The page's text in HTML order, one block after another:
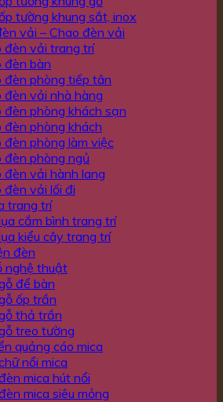
tường khung sắt, inox
vải – Chao đèn vải
đèn vải trang trí
đèn bàn
đèn phòng tiếp tân
đèn vải nhà hàng
đèn phòng khách sạn
đèn phòng khách
đèn phòng làm việc
đèn phòng ngủ
đèn vải hành lang
đèn vải lối đi
trang trí
cắm bình trang trí
kiểu cây trang trí
đèn
nghệ thuật
để bàn
ốp trần
thả trần
treo tường
quảng cáo mica
nổi mica
mica hút nổi
mica siêu mỏng